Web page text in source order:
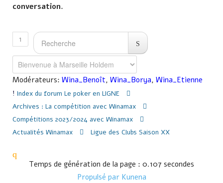
conversation.
1
Modérateurs: Wina_Benoît, Wina_Borya, Wina_Etienne
Index du forum Le poker en LIGNE
Archives : La compétition avec Winamax
Compétitions 2023/2024 avec Winamax
Actualités Winamax
Ligue des Clubs Saison XX
Temps de génération de la page : 0.107 secondes
Propulsé par Kunena